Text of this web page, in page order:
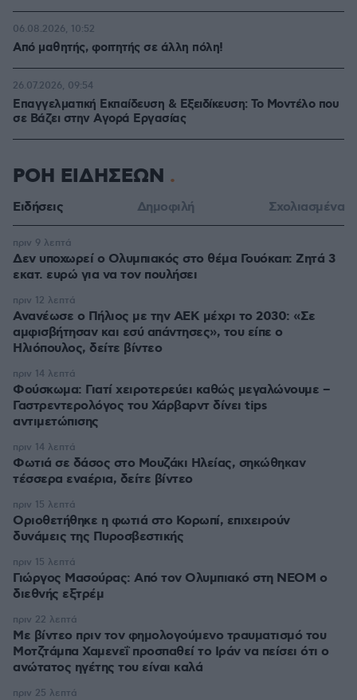
Από μαθητής, φοιτητής σε άλλη πόλη!
06.08.2026, 10:52
Επαγγελματική Εκπαίδευση & Εξειδίκευση: Το Mοντέλο που
σε Bάζει στην Aγορά Eργασίας
26.07.2026, 09:54
ΡΟΗ ΕΙΔΗΣΕΩΝ
Ειδήσεις Δημοφιλή Σχολιασμένα
Δεν υποχωρεί ο Ολυμπιακός στο θέμα Γουόκαπ: Ζητά 3
εκατ. ευρώ για να τον πουλήσει
πριν 9 λεπτά
Ανανέωσε ο Πήλιος με την ΑΕΚ μέχρι το 2030: «Σε
αμφισβήτησαν και εσύ απάντησες», του είπε ο
Ηλιόπουλος, δείτε βίντεο
πριν 12 λεπτά
Φούσκωμα: Γιατί χειροτερεύει καθώς μεγαλώνουμε –
Γαστρεντερολόγος του Χάρβαρντ δίνει tips
αντιμετώπισης
πριν 14 λεπτά
Φωτιά σε δάσος στο Μουζάκι Ηλείας, σηκώθηκαν
τέσσερα εναέρια, δείτε βίντεο
πριν 14 λεπτά
Οριοθετήθηκε η φωτιά στο Κορωπί, επιχειρούν
δυνάμεις της Πυροσβεστικής
πριν 15 λεπτά
Γιώργος Μασούρας: Από τον Ολυμπιακό στη ΝΕΟΜ ο
διεθνής εξτρέμ
πριν 15 λεπτά
Με βίντεο πριν τον φημολογούμενο τραυματισμό του
Μοτζτάμπα Χαμενεΐ προσπαθεί το Ιράν να πείσει ότι ο
ανώτατος ηγέτης του είναι καλά
πριν 22 λεπτά
πριν 25 λεπτά